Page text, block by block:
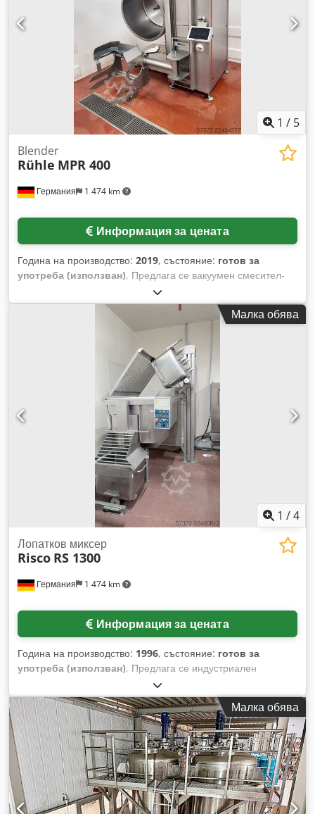
1 / 5
Германия 1 474 km
Blender
Rühle MPR 400
Информация за цената
Година на производство: 2019, състояние: готов за
употреба (използван), Предлага се вакуумен смесител-
охладител за хранително-вкусовата промишленост. Обем
на съда: 400 л, максимален обем на пълнене: 300 л,
скорост на въртене на бъркащата приставка: 25 об./мин,
товароносимост на повдигащото устройство: 400 кг.
Размери на машината X/Y/Z: приблизително 1900 мм/2150
мм/1650 мм, тегло: приблизително 1500 кг. Включва
вградено устройство за подаване и повдигане. Налична е
документация. Възможен е оглед на място. Dcsdpfjzpywljx
Ap Ask
Малка обява
1 /4
Германия 1 474 km
Лопатков миксер
Risco RS 1300
Информация за цената
Година на производство: 1996, състояние: готов за
употреба (използван), Предлага се индустриален
двувалов миксер с лопатки Risco, използван в птицеферма.
Брой на валовете за смесване: 2, номинален обем на
резервоара: 1300 л, макс. капацитет на партидата:
приблизително 1300 кг, мощност на задвижването: 15 kW,
хомогенност: почти 100%, размери на машината (Д/Ш/В):
приблизително 2600 мм/1300 мм/1500 мм, тегло:
приблизително 1550 кг. Включва устройство за повдигане и
накланяне. Налична е документация. Възможен е оглед на
място. Djdpfsznx Hpex Ap Asck
Малка обява